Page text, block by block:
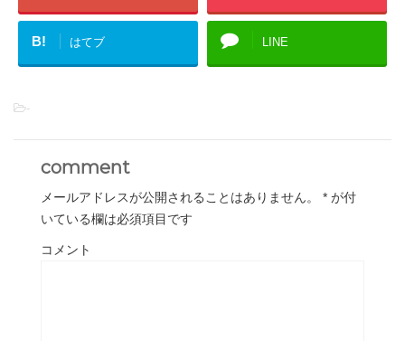
B! はてブ LINE
-
comment
メールアドレスが公開されることはありません。 * が付
いている欄は必須項目です
コメント